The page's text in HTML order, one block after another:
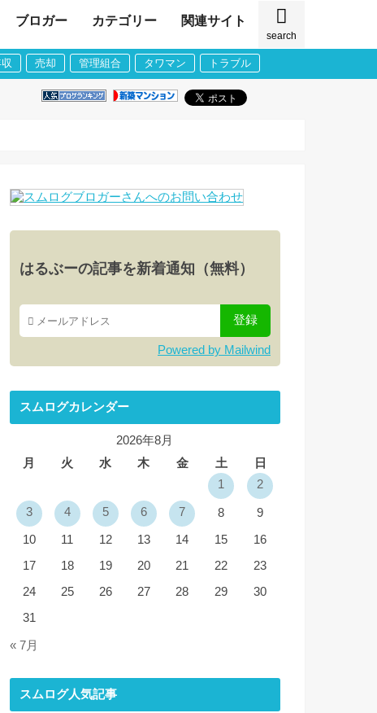
search
ブロガー カテゴリー 関連サイト
売却 管理組合 タワマン トラブル
はるぶーの記事を新着通知（無料）
Powered by Mailwind
スムログカレンダー
2026年8月
月
火 水 木 金 土
日
1
2
3 4 5 6 7 8 9
10 11 12 13 14 15
16
17
18 19 20 21 22
23
24
25 26 27 28 29
30
31
« 7月
スムログ人気記事